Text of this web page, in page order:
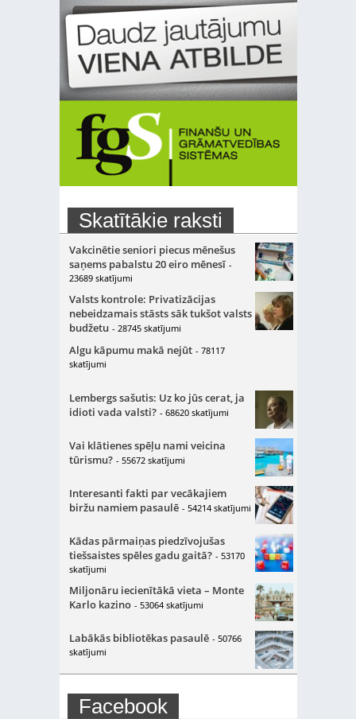
Skatītākie raksti
Vakcinētie seniori piecus mēnešus
saņems pabalstu 20 eiro mēnesī -
23689 skatījumi
Valsts kontrole: Privatizācijas
nebeidzamais stāsts sāk tukšot valsts
budžetu - 28745 skatījumi
Algu kāpumu makā nejūt - 78117
skatījumi
Lembergs sašutis: Uz ko jūs cerat, ja
idioti vada valsti? - 68620 skatījumi
Vai klātienes spēļu nami veicina
tūrismu? - 55672 skatījumi
Interesanti fakti par vecākajiem
biržu namiem pasaulē - 54214 skatījumi
Kādas pārmaiņas piedzīvojušas
tiešsaistes spēles gadu gaitā? - 53170
skatījumi
Miljonāru iecienītākā vieta – Monte
Karlo kazino - 53064 skatījumi
Labākās bibliotēkas pasaulē - 50766
skatījumi
Facebook